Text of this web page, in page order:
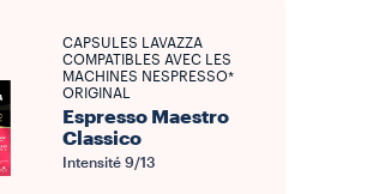
CAPSULES LAVAZZA
COMPATIBLES AVEC LES
MACHINES NESPRESSO*
ORIGINAL
Espresso Maestro
Classico
Intensité 9/13